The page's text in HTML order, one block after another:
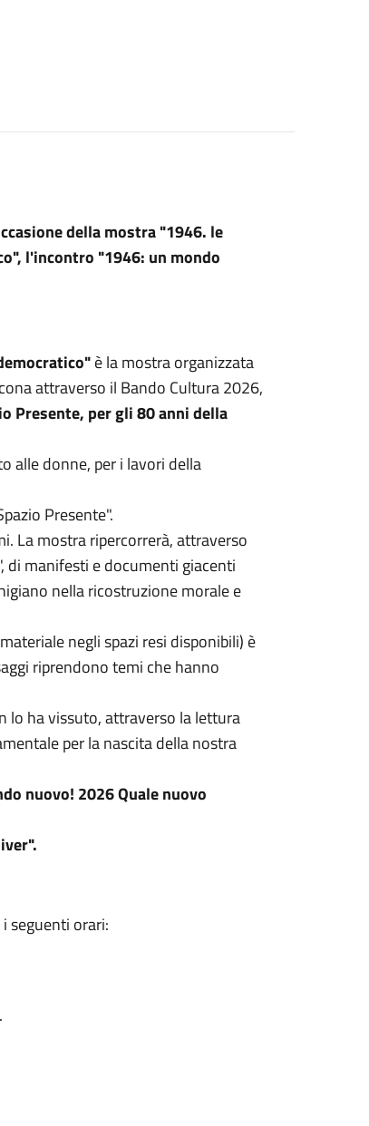
della mostra "1946. le
l'incontro "1946: un mondo
è la mostra organizzata
attraverso il Bando Cultura 2026,
Presente, per gli 80 anni della
alle donne, per i lavori della
Presente".
La mostra ripercorrerà, attraverso
di manifesti e documenti giacenti
nella ricostruzione morale e
negli spazi resi disponibili) è
riprendono temi che hanno
lo ha vissuto, attraverso la lettura
per la nascita della nostra
nuovo! 2026 Quale nuovo
seguenti orari: